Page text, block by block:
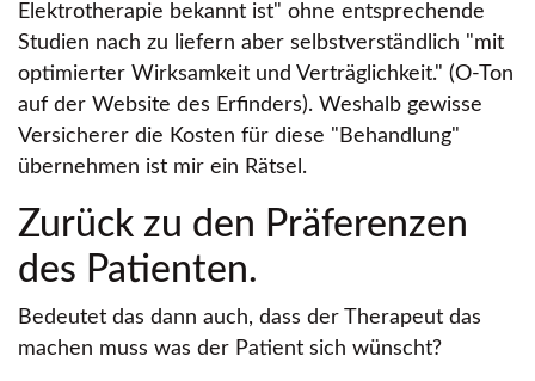
Elektrotherapie bekannt ist
ohne entsprechende
Studien nach zu liefern aber selbstverständlich
mit
optimierter Wirksamkeit und Verträglichkeit.
(O-Ton
auf der Website des Erfinders). Weshalb gewisse
Versicherer die Kosten für diese
Behandlung
übernehmen ist mir ein Rätsel.
Zurück zu den Präferenzen
des Patienten.
Bedeutet das dann auch, dass der Therapeut das
machen muss was der Patient sich wünscht?